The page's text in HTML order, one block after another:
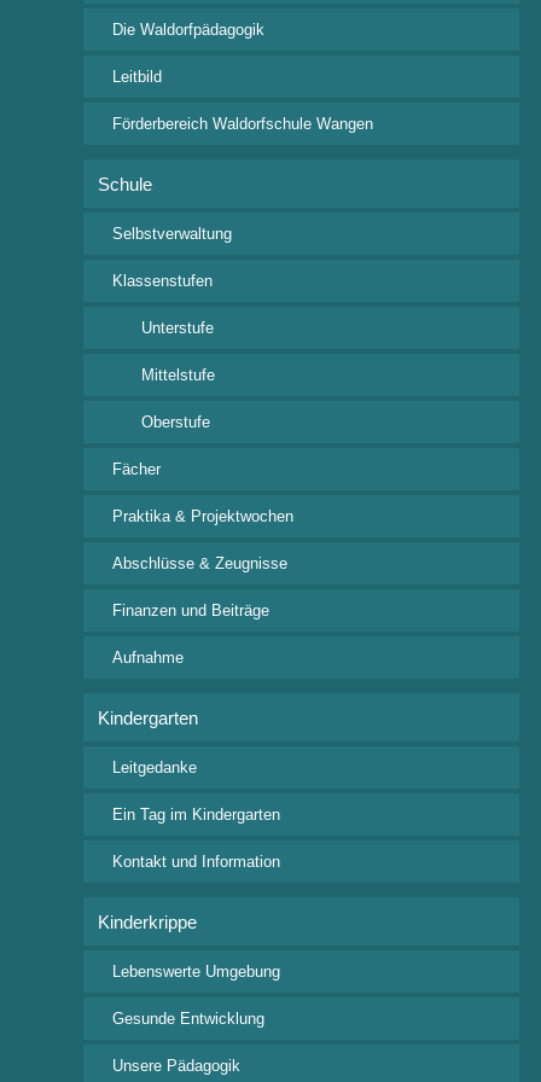
Die Waldorfpädagogik
Leitbild
Förderbereich Waldorfschule Wangen
Schule
Selbstverwaltung
Klassenstufen
Unterstufe
Mittelstufe
Oberstufe
Fächer
Praktika & Projektwochen
Abschlüsse & Zeugnisse
Finanzen und Beiträge
Aufnahme
Kindergarten
Leitgedanke
Ein Tag im Kindergarten
Kontakt und Information
Kinderkrippe
Lebenswerte Umgebung
Gesunde Entwicklung
Unsere Pädagogik
Schul-Leben
Ferienkalender 2026/2027
Veranstaltungsübersicht
Freie Waldorfschule Wangen e.V.
88239 Wangen im Allgäu
Tel: +49 7522 9318 0
posteingang@waldorfschule-wangen.de
Wichtige Downloads
Aufnahmeanfrage
Beitragsordnung
Ferienkalender 2026/2027
Interessante Links
Freunde der Erziehungskunst Rudolf Steiners